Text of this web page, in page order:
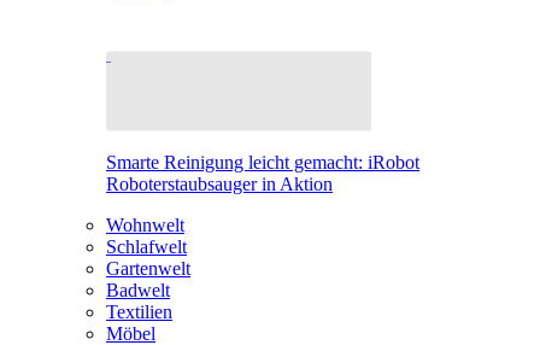
Smarte Reinigung leicht gemacht: iRobot
Roboterstaubsauger in Aktion
Wohnwelt
Schlafwelt
Gartenwelt
Badwelt
Textilien
Möbel